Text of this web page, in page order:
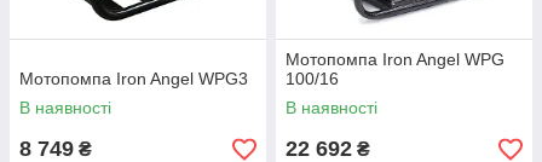
Мотопомпа Iron Angel WPG3
В наявності
8 749 ₴
Мотопомпа Iron Angel WPG
100/16
В наявності
22 692 ₴